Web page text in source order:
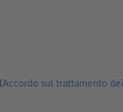
Accordo sul trattamento